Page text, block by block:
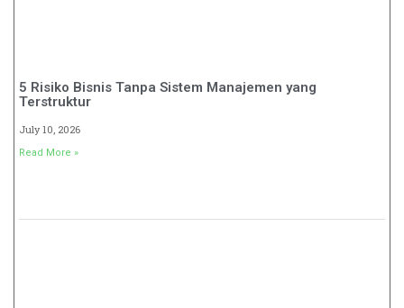
5 Risiko Bisnis Tanpa Sistem Manajemen yang
Terstruktur
July 10, 2026
Read More »